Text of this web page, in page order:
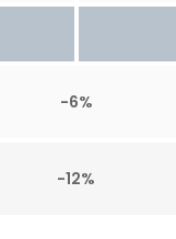
-6%
-12%